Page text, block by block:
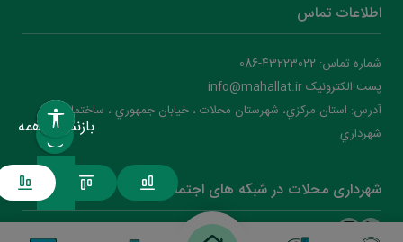
اطلاعات تماس
شماره تماس: 43223022-086
پست الکترونیک info@mahallat.ir
آدرس: استان مرکزي، شهرستان محلات ‌‌‌، خيابان جمهوري ، ساختمان
شهرداري
شهرداری محلات در شبکه های اجتماعی
بازنشانی همه